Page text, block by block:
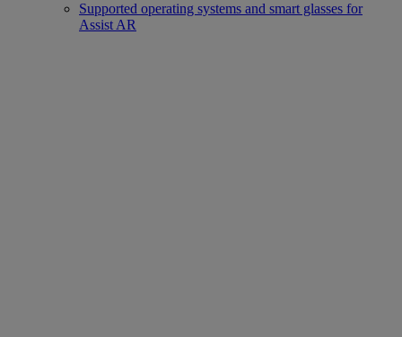
Supported operating systems and smart glasses for
Assist AR